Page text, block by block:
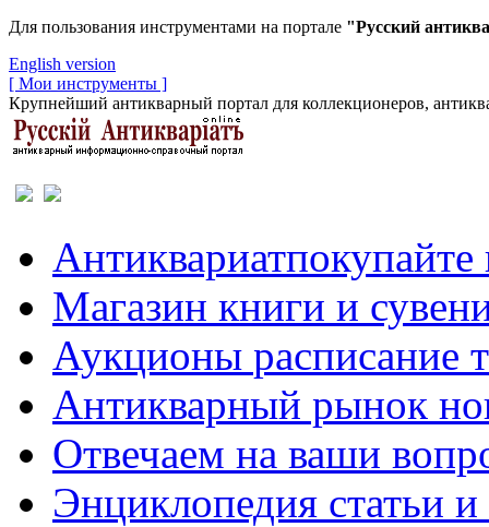
Для пользования инструментами на портале "Русский
English version
[ Мои инструменты ]
Крупнейший антикварный портал для коллекционеров,
Антиквариатпокупайте
Магазин книги и
Аукционы расписание
Антикварный рынок
Отвечаем на ваши
Энциклопедия статьи